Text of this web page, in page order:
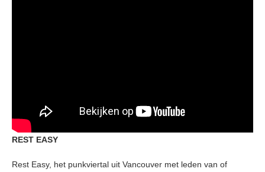
REST EASY
Rest Easy, het punkviertal uit Vancouver met leden van of